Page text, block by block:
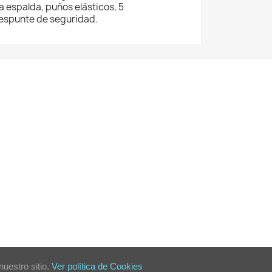
espalda, puños elásticos, 5
de seguridad.
sitio. Ver política de Cookies